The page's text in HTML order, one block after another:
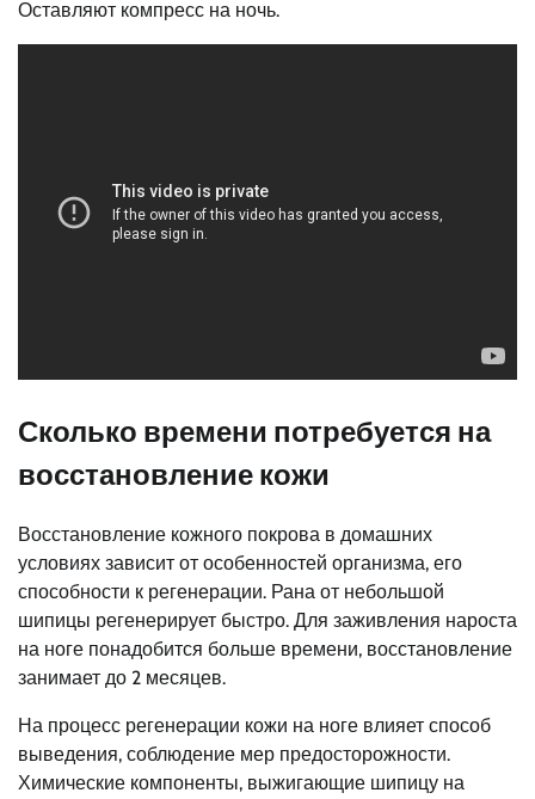
Оставляют компресс на ночь.
Сколько времени потребуется на
восстановление кожи
Восстановление кожного покрова в домашних
условиях зависит от особенностей организма, его
способности к регенерации. Рана от небольшой
шипицы регенерирует быстро. Для заживления нароста
на ноге понадобится больше времени, восстановление
занимает до 2 месяцев.
На процесс регенерации кожи на ноге влияет способ
выведения, соблюдение мер предосторожности.
Химические компоненты, выжигающие шипицу на